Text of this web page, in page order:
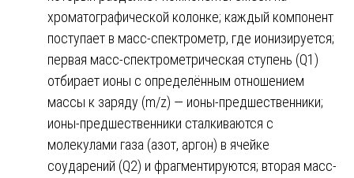
хроматографической колонке; каждый компонент
поступает в масс-спектрометр, где ионизируется;
первая масс-спектрометрическая ступень (Q1)
отбирает ионы с определённым отношением
массы к заряду (m/z) — ионы-предшественники;
ионы-предшественники сталкиваются с
молекулами газа (азот, аргон) в ячейке
соударений (Q2) и фрагментируются; вторая масс-